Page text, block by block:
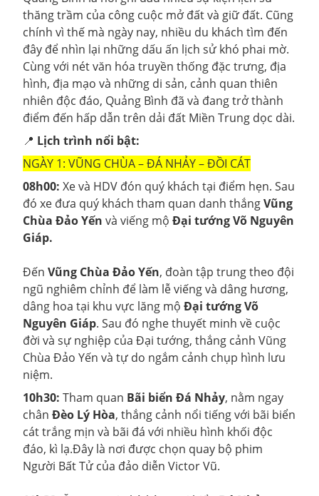
thăng trầm của công cuộc mở đất và giữ đất. Cũng
chính vì thế mà ngày nay, nhiều du khách tìm đến
đây để nhìn lại những dấu ấn lịch sử khó phai mờ.
Cùng với nét văn hóa truyền thống đặc trưng, địa
hình, địa mạo và những di sản, cảnh quan thiên
nhiên độc đáo, Quảng Bình đã và đang trở thành
điểm đến hấp dẫn trên dải đất Miền Trung dọc dài.
📍 Lịch trình nổi bật:
NGÀY 1: VŨNG CHÙA – ĐÁ NHẢY – ĐỒI CÁT
08h00: Xe và HDV đón quý khách tại điểm hẹn. Sau
đó xe đưa quý khách tham quan danh thắngVũng
Chùa Đảo Yến và viếng mộ Đại tướng Võ Nguyên
Giáp.
Đến Vũng Chùa Đảo Yến, đoàn tập trung theo đội
ngũ nghiêm chỉnh để làm lễ viếng và dâng hương,
dâng hoa tại khu vực lăng mộ Đại tướng Võ
Nguyên Giáp. Sau đó nghe thuyết minh về cuộc
đời và sự nghiệp của Đại tướng, thắng cảnh Vũng
Chùa Đảo Yến và tự do ngắm cảnh chụp hình lưu
niệm.
10h30: Tham quan Bãi biển Đá Nhảy, nằm ngay
chân Đèo Lý Hòa, thắng cảnh nổi tiếng với bãi biển
cát trắng mịn và bãi đá với nhiều hình khối độc
đáo, kì lạ.Đây là nơi được chọn quay bộ phim
Người Bất Tử của đảo diễn Victor Vũ.